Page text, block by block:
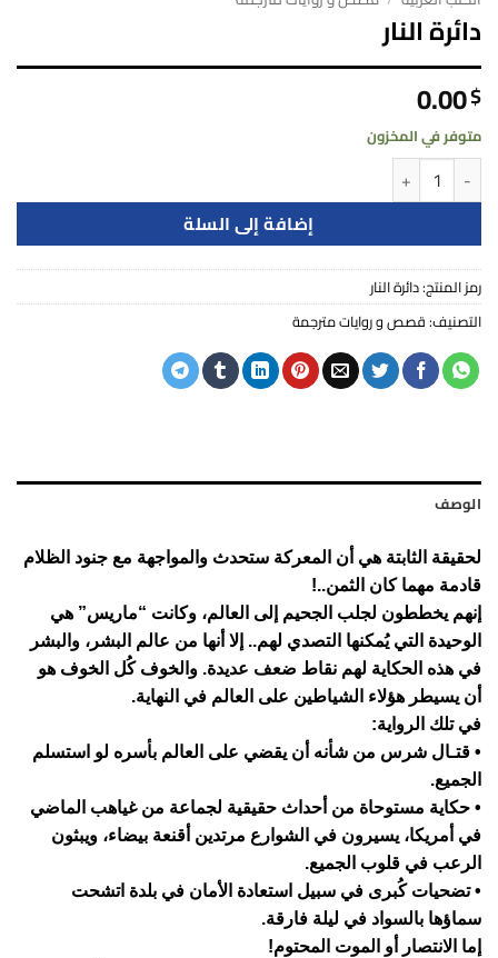
دائرة النار
0.00$
متوفر في المخزون
كمية دائرة النار
إضافة إلى السلة
رمز المنتج:دائرة النار
التصنيف:قصص و روايات مترجمة
الوصف
لحقيقة الثابتة هي أن المعركة ستحدث والمواجهة مع جنود الظلام
قادمة مهما كان الثمن..!
إنهم يخططون لجلب الجحيم إلى العالم، وكانت “ماريس” هي
الوحيدة التي يُمكنها التصدي لهم.. إلا أنها من عالم البشر، والبشر
في هذه الحكاية لهم نقاط ضعف عديدة. والخوف كُل الخوف هو
أن يسيطر هؤلاء الشياطين على العالم في النهاية.
في تلك الرواية:
• قتـال شرس من شأنه أن يقضي على العالم بأسره لو استسلم
الجميع.
• حكاية مستوحاة من أحداث حقيقية لجماعة من غياهب الماضي
في أمريكا، يسيرون في الشوارع مرتدين أقنعة بيضاء، ويبثون
الرعب في قلوب الجميع.
• تضحيات كُبرى في سبيل استعادة الأمان في بلدة اتشحت
سماؤها بالسواد في ليلة فارقة.
إما الانتصار أو الموت المحتوم!